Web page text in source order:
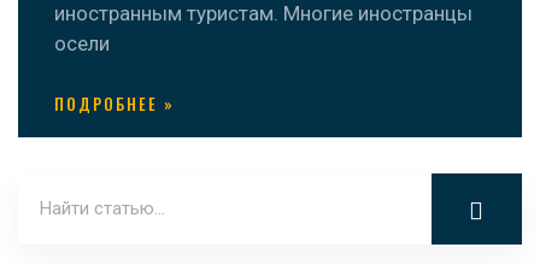
иностранным туристам. Многие иностранцы
осели
ПОДРОБНЕЕ »